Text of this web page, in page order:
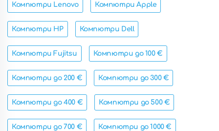
Компютри Lenovo Компютри Apple
Компютри HP Компютри Dell
Компютри Fujitsu Компютри до 100 €
Компютри до 200 € Компютри до 300 €
Компютри до 400 € Компютри до 500 €
Компютри до 700 € Компютри до 1000 €